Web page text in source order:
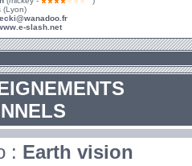
(Lyon)
slash.net
: Earth vision